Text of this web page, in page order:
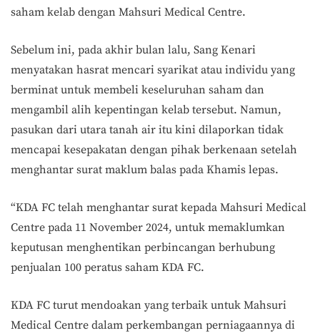
saham kelab dengan Mahsuri Medical Centre.
Sebelum ini, pada akhir bulan lalu, Sang Kenari
menyatakan hasrat mencari syarikat atau individu yang
berminat untuk membeli keseluruhan saham dan
mengambil alih kepentingan kelab tersebut. Namun,
pasukan dari utara tanah air itu kini dilaporkan tidak
mencapai kesepakatan dengan pihak berkenaan setelah
menghantar surat maklum balas pada Khamis lepas.
“KDA FC telah menghantar surat kepada Mahsuri Medical
Centre pada 11 November 2024, untuk memaklumkan
keputusan menghentikan perbincangan berhubung
penjualan 100 peratus saham KDA FC.
KDA FC turut mendoakan yang terbaik untuk Mahsuri
Medical Centre dalam perkembangan perniagaannya di